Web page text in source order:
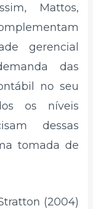
Mattos,
gerencial
das
no seu
os níveis
dessas
tomada de
(2004)